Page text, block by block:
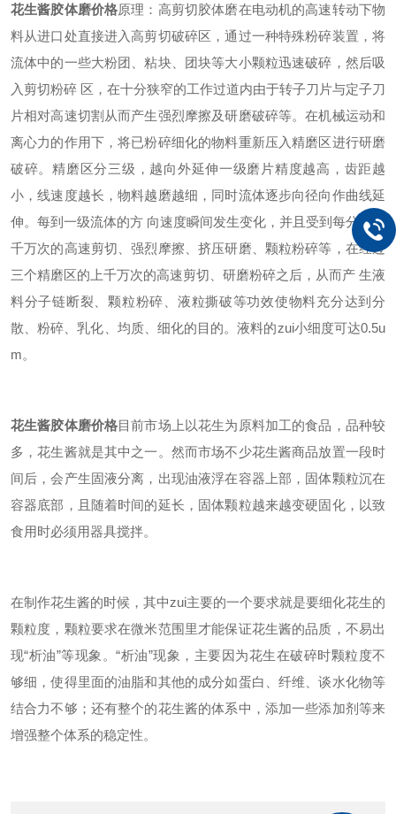
花生酱胶体磨价格原理：高剪切胶体磨在电动机的高速转动下物
料从进口处直接进入高剪切破碎区，通过一种特殊粉碎装置，将
流体中的一些大粉团、粘块、团块等大小颗粒迅速破碎，然后吸
入剪切粉碎 区，在十分狭窄的工作过道内由于转子刀片与定子刀
片相对高速切割从而产生强烈摩擦及研磨破碎等。在机械运动和
离心力的作用下，将已粉碎细化的物料重新压入精磨区进行研磨
破碎。精磨区分三级，越向外延伸一级磨片精度越高，齿距越
小，线速度越长，物料越磨越细，同时流体逐步向径向作曲线延
伸。每到一级流体的方 向速度瞬间发生变化，并且受到每分钟上
千万次的高速剪切、强烈摩擦、挤压研磨、颗粒粉碎等，在经过
三个精磨区的上千万次的高速剪切、研磨粉碎之后，从而产 生液
料分子链断裂、颗粒粉碎、液粒撕破等功效使物料充分达到分
散、粉碎、乳化、均质、细化的目的。液料的zui小细度可达0.5u
m。
花生酱胶体磨价格目前市场上以花生为原料加工的食品，品种较
多，花生酱就是其中之一。然而市场不少花生酱商品放置一段时
间后，会产生固液分离，出现油液浮在容器上部，固体颗粒沉在
容器底部，且随着时间的延长，固体颗粒越来越变硬固化，以致
食用时必须用器具搅拌。
在制作花生酱的时候，其中zui主要的一个要求就是要细化花生的
颗粒度，颗粒要求在微米范围里才能保证花生酱的品质，不易出
现“析油”等现象。“析油”现象，主要因为花生在破碎时颗粒度不
够细，使得里面的油脂和其他的成分如蛋白、纤维、谈水化物等
结合力不够；还有整个的花生酱的体系中，添加一些添加剂等来
增强整个体系的稳定性。